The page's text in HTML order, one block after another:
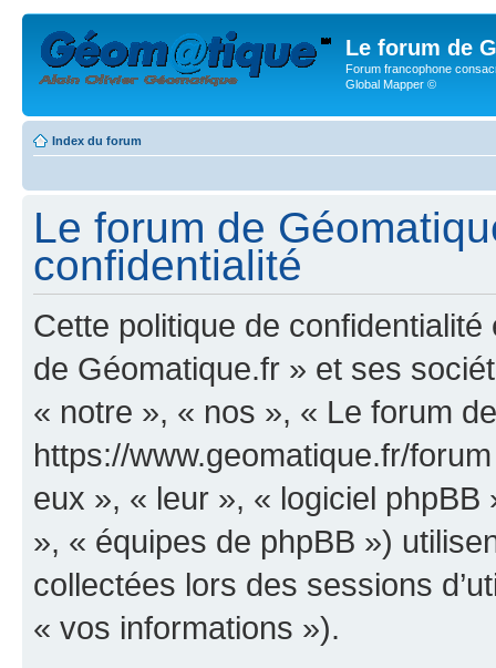
Le forum de
Forum francophone
Global Mapper ©
Index du forum
Le forum de
confidentialité
Cette politique de
de Géomatique.fr » et ses
« notre », « nos », « Le forum
https://www.geomatique.fr/
eux », « leur », « logiciel
», « équipes de phpBB »)
collectées lors des sessions
« vos informations »).